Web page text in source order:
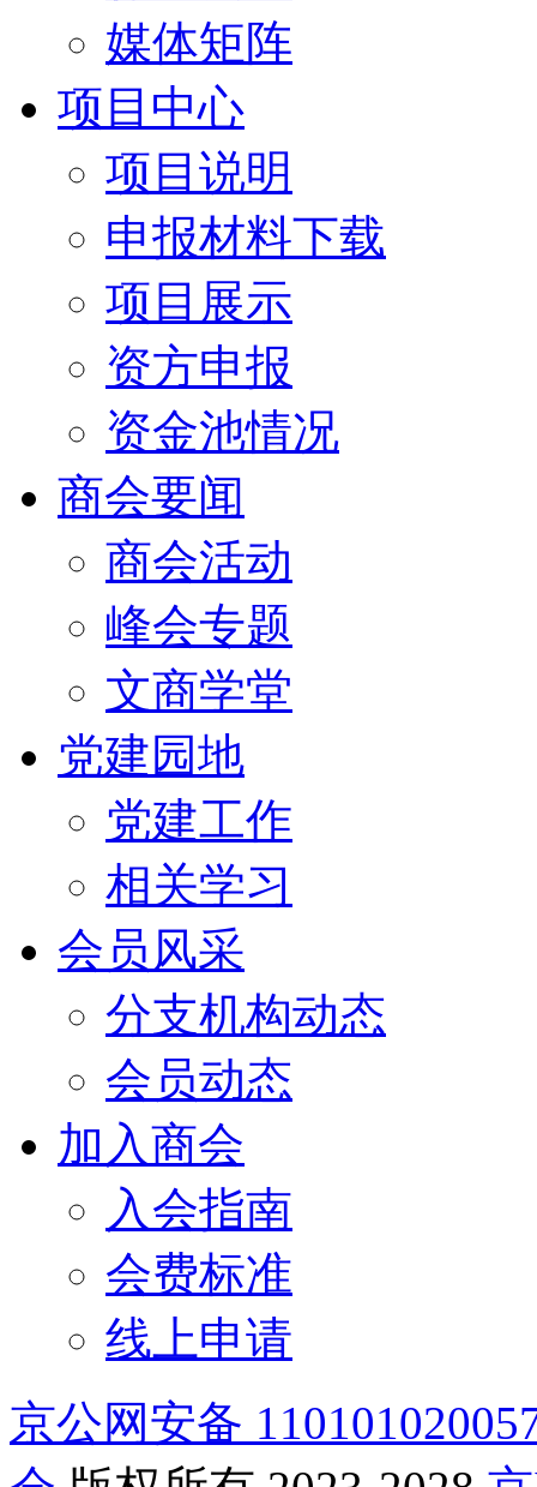
媒体矩阵
项目中心
项目说明
申报材料下载
项目展示
资方申报
资金池情况
商会要闻
商会活动
峰会专题
文商学堂
党建园地
党建工作
相关学习
会员风采
分支机构动态
会员动态
加入商会
入会指南
会费标准
线上申请
京公网安备